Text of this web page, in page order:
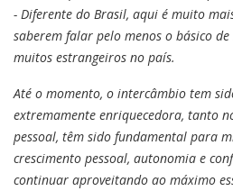
- Diferente do Brasil, aqui é muito
saberem falar pelo menos o básico de
muitos estrangeiros no país.
Até o momento, o intercâmbio tem
extremamente enriquecedora, tanto
pessoal, têm sido fundamental para
crescimento pessoal, autonomia e
continuar aproveitando ao máximo